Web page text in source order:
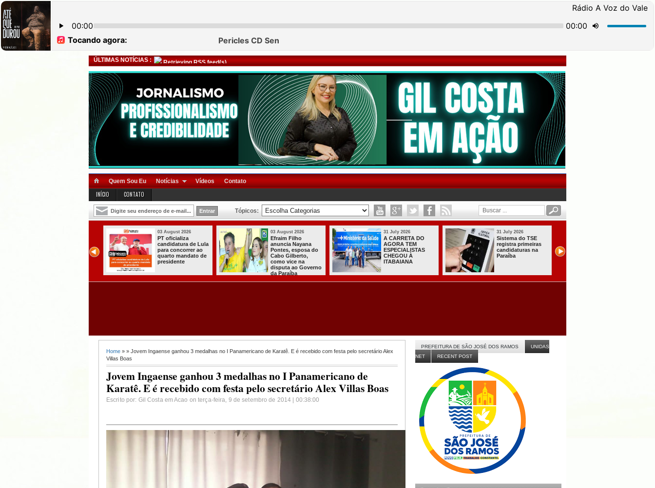
ÚLTIMAS NOTÍCIAS : Retrieving RSS feed(s)
Quem Sou Eu Notícias Vídeos Contato
INÍCIO CONTATO
Tópicos:
03 August 2026
PT oficializa
candidatura de Lula
para concorrer ao
quarto mandato de
presidente
03 August 2026
Efraim Filho
anuncia Nayana
Pontes, esposa do
Cabo Gilberto,
como vice na
disputa ao Governo
da Paraíba
31 July 2026
A CARRETA DO
AGORA TEM
ESPECIALISTAS
CHEGOU À
ITABAIANA
31 July 2026
Sistema do TSE
registra primeiras
candidaturas na
Paraíba
Home » » Jovem Ingaense ganhou 3 medalhas no I Panamericano de Karatê. E é recebido com festa pelo secretário Alex
Villas Boas
Jovem Ingaense ganhou 3 medalhas no I Panamericano de
Karatê. E é recebido com festa pelo secretário Alex Villas Boas
Escrito por: Gil Costa em Acao on terça-feira, 9 de setembro de 2014 | 00:38:00
PREFEITURA DE SÃO JOSÉ DOS RAMOS
UNIDAS
NET
RECENT POST